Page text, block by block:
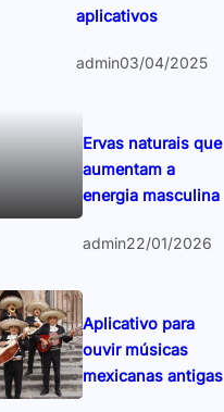
aplicativos
admin03/04/2025
Ervas naturais que
aumentam a
energia masculina
admin22/01/2026
Aplicativo para
ouvir músicas
mexicanas antigas